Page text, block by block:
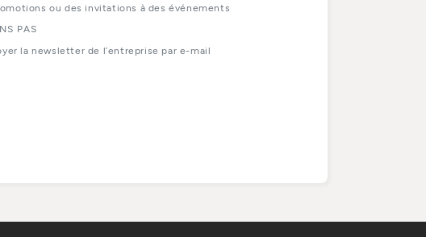
ou des invitations à des événements
PAS
la newsletter de l’entreprise par e-mail